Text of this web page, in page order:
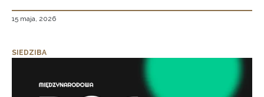
15 maja, 2026
SIEDZIBA